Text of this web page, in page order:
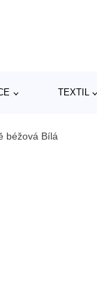
TEXTIL
béžová Bílá